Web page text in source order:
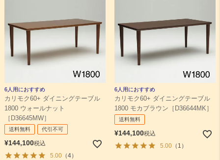
6人用におすすめ
カリモク60+ ダイニングテーブル
1800 ウォールナット
［D36645MW］
送料無料 代引不可
¥144,100税込
5.00（4）
6人用におすすめ
カリモク60+ ダイニングテーブル
1800 モカブラウン［D36644MK］
送料無料
¥144,100税込
5.00（1）